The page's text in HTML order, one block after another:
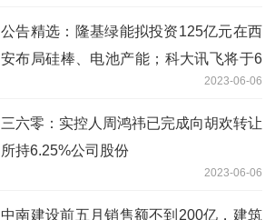
公告精选：隆基绿能拟投资125亿元在西
安布局硅棒、电池产能；科大讯飞将于6
月9日发布“讯飞星火认知大模型”V1.5 世
界聚焦
2023-06-06
三六零：实控人周鸿祎已完成向胡欢转让
所持6.25%公司股份
2023-06-06
中南建设前五月销售额不到200亿，建筑